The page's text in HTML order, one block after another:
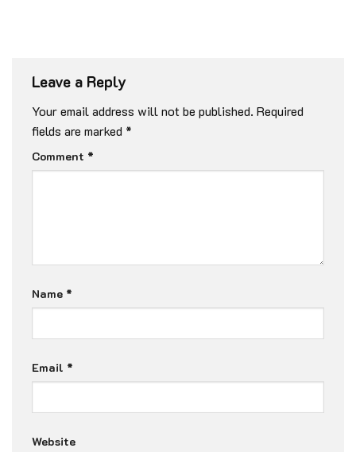
Leave a Reply
Your email address will not be published. Required
fields are marked *
Comment *
Name *
Email *
Website